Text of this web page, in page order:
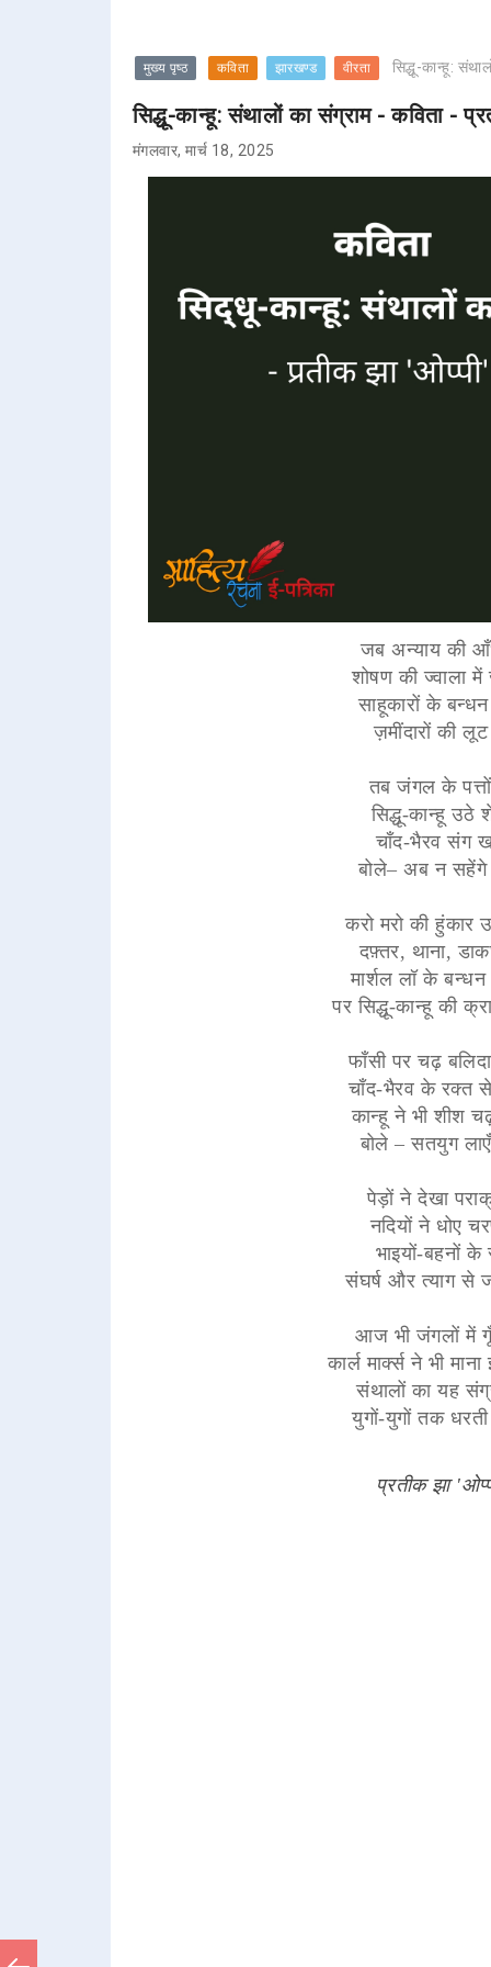
मुख्य पृष्ठ कविता झारखण्ड वीरता सिद्धू-कान्हू:
सिद्धू-कान्हू: संथालों का संग्राम - कविता -
मंगलवार, मार्च 18, 2025
जब अन्याय की
शोषण की
साहूकारों के
ज़मींदारों की
तब जंगल के
सिद्धू-कान्हू
चाँद-भैरव संग
बोले– अब न सहेंगे
करो मरो की हुंकार
दफ़्तर, थाना,
मार्शल लॉ के
पर सिद्धू-कान्हू की
फाँसी पर चढ़
चाँद-भैरव के रक्त
कान्हू ने भी शीश
बोले – सतयुग
पेड़ों ने देखा
नदियों ने धोए
भाइयों-बहनों
संघर्ष और त्याग से
आज भी जंगलों में
कार्ल मार्क्स ने भी
संथालों का यह
युगों-युगों तक
प्रतीक झा